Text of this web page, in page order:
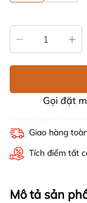
Gọi đặt
Giao hàng
Tích điểm tất
Mô tả sản